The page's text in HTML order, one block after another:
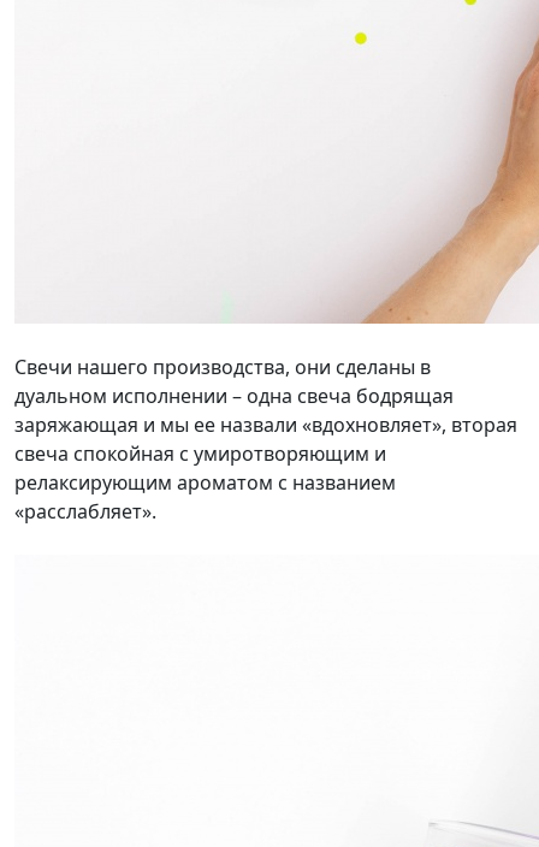
Свечи нашего производства, они сделаны в
дуальном исполнении – одна свеча бодрящая
заряжающая и мы ее назвали «вдохновляет», вторая
свеча спокойная с умиротворяющим и
релаксирующим ароматом с названием
«расслабляет».